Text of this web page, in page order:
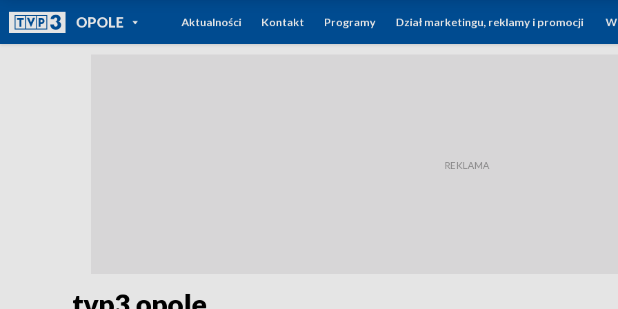
OPOLEPOWRÓT DO
TVP REGIONY
Aktualności Kontakt Programy Dział marketingu, reklamy i promocji